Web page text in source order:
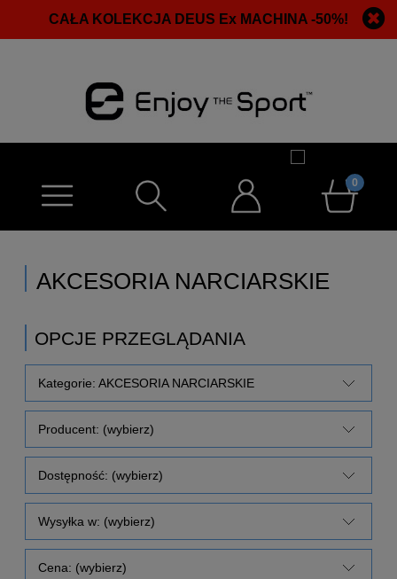
CAŁA KOLEKCJA DEUS Ex MACHINA -50%!
AKCESORIA NARCIARSKIE
OPCJE PRZEGLĄDANIA
Kategorie: AKCESORIA NARCIARSKIE
Producent: (wybierz)
Dostępność: (wybierz)
Wysyłka w: (wybierz)
Cena: (wybierz)